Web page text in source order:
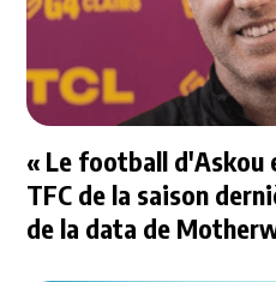
« Le football d'Askou
TFC de la saison
de la data de